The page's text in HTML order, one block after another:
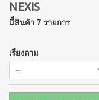
NEXIS
มีีสินค้า 7 รายการ
เรียงตาม